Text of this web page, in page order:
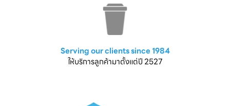
Serving our clients since 1984
ให้บริการลูกค้ามาตั้งแต่ปี 2527